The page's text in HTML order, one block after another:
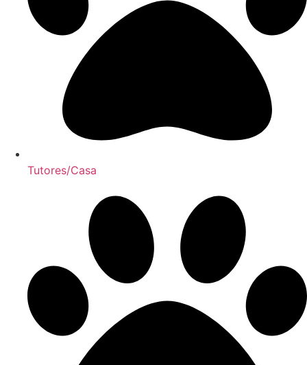
Tutores/Casa